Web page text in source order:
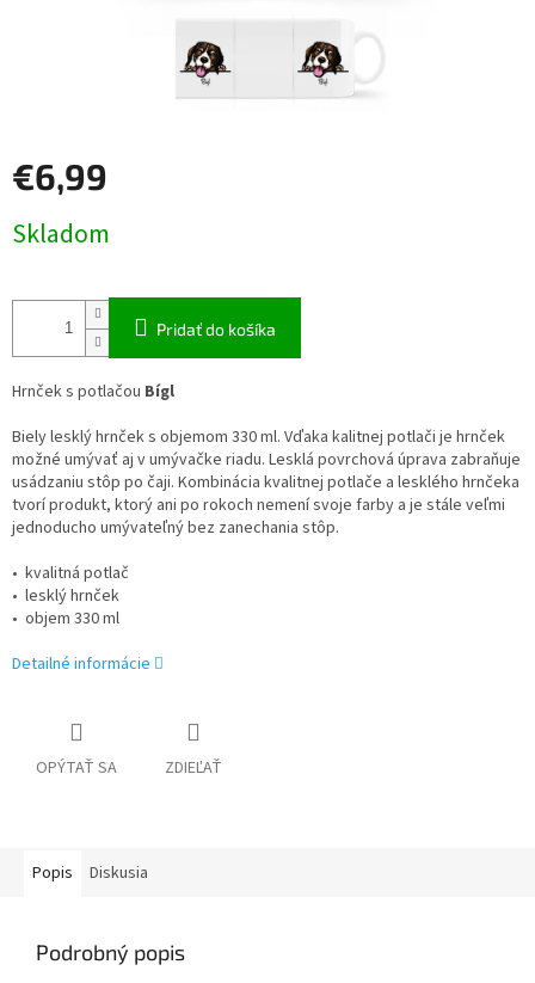
€6,99
cena:
Skladom
Pridať do košíka
Hrnček s potlačou Bígl
Biely lesklý hrnček s objemom 330 ml. Vďaka kalitnej potlači je hrnček
možné umývať aj v umývačke riadu. Lesklá povrchová úprava zabraňuje
usádzaniu stôp po čaji. Kombinácia kvalitnej potlače a lesklého hrnčeka
tvorí produkt, ktorý ani po rokoch nemení svoje farby a je stále veľmi
jednoducho umývateľný bez zanechania stôp.
• kvalitná potlač
• lesklý hrnček
• objem 330 ml
Detailné informácie
OPÝTAŤ SA ZDIEĽAŤ
Popis Diskusia
Podrobný popis